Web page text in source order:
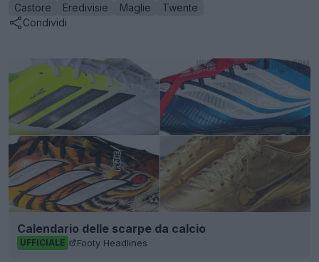
Castore Eredivisie Maglie
Twente
Condividi
Calendario delle scarpe da calcio
UFFICIALE Footy Headlines